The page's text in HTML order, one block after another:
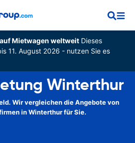
Mietwagen weltweitDieses
11. August 2026 - nutzen Sie es
Winterthur
Wir vergleichen die Angebote von
in Winterthur für Sie.